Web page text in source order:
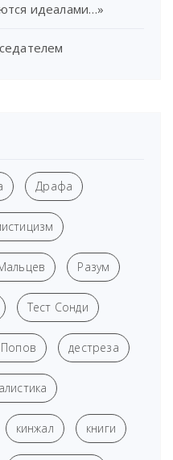
идеалами…»
Драфа
Разум
Тест Сонди
дестреза
кинжал книги